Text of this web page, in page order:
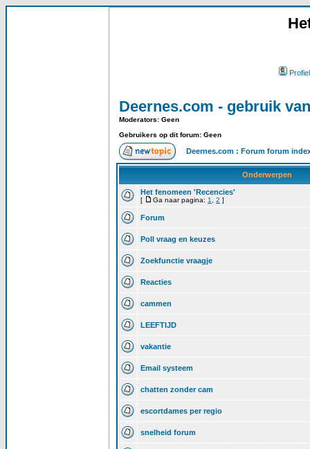
Profiel
Deernes.com - gebruik
Moderators: Geen
Gebruikers op dit forum: Geen
Deernes.com : Forum forum
Onderwerpen
Het fenomeen 'Recencies'
[ Ga naar pagina: 1 2 ]
Forum
Poll vraag en keuzes
Zoekfunctie vraagje
Reacties
cammen
LEEFTIJD
vakantie
Email systeem
chatten zonder cam
escortdames per regio
snelheid forum